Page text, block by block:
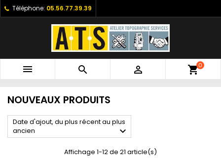
Téléphone: 05.56.77.39.39
   shopping_cart0
NOUVEAUX PRODUITS
Date d'ajout, du plus récent au plus
ancien

Affichage 1-12 de 21 article(s)